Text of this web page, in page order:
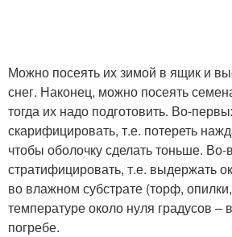
Можно посеять их зимой в ящик и
снег. Наконец, можно посеять
тогда их надо подготовить. Во-
скарифицировать, т.е. потереть
чтобы оболочку сделать тоньше.
стратифицировать, т.е. выдержать
во влажном субстрате (торф,
температуре около нуля градусов –
погребе.